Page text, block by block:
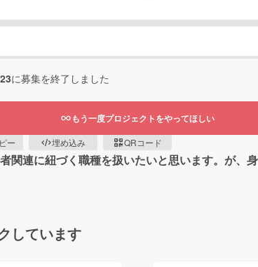
に募集を終了しました
もう一度プロジェクトをやってほしい
ー 埋め込み QRコード
関連に紐づく職種を扱いたいと思います。が、
しています